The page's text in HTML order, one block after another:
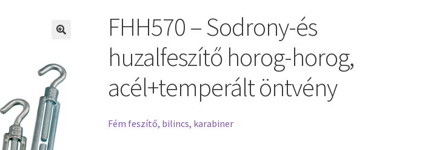
FHH570 – Sodrony-és
huzalfeszítő horog-horog,
acél+temperált öntvény
Fém feszítő, bilincs, karabiner